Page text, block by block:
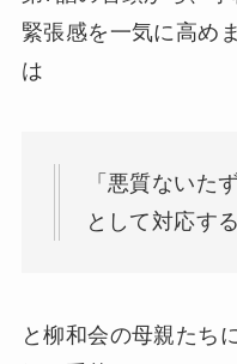
緊張感を一気に高め
は
「悪質ないた
として対応す
と柳和会の母親たち